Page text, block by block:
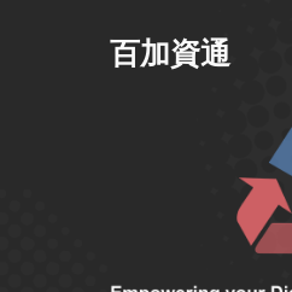
百加資通